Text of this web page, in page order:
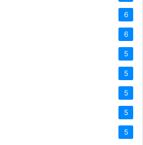
6
6
5
5
5
5
5